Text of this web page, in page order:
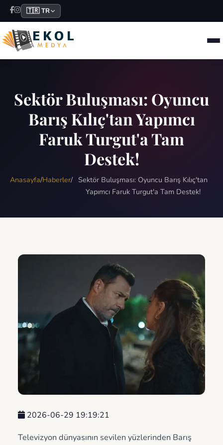
🇹🇷 TR
Sektör Buluşması: Oyuncu
Barış Kılıç'tan Yapımcı
Faruk Turgut'a Tam
Destek!
Anasayfa/Haberler/ Sektör Buluşması: Oyuncu Barış Kılıç'tan
Yapımcı Faruk Turgut'a Tam Destek!
2026-06-29 19:19:21
Televizyon dünyasının sevilen yüzlerinden Barış